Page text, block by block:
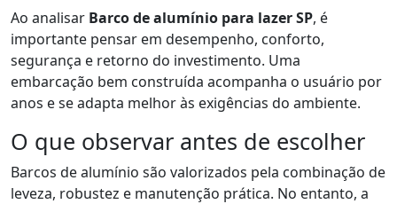
Ao analisar Barco de alumínio para lazer SP, é
importante pensar em desempenho, conforto,
segurança e retorno do investimento. Uma
embarcação bem construída acompanha o usuário por
anos e se adapta melhor às exigências do ambiente.
O que observar antes de escolher
Barcos de alumínio são valorizados pela combinação de
leveza, robustez e manutenção prática. No entanto, a